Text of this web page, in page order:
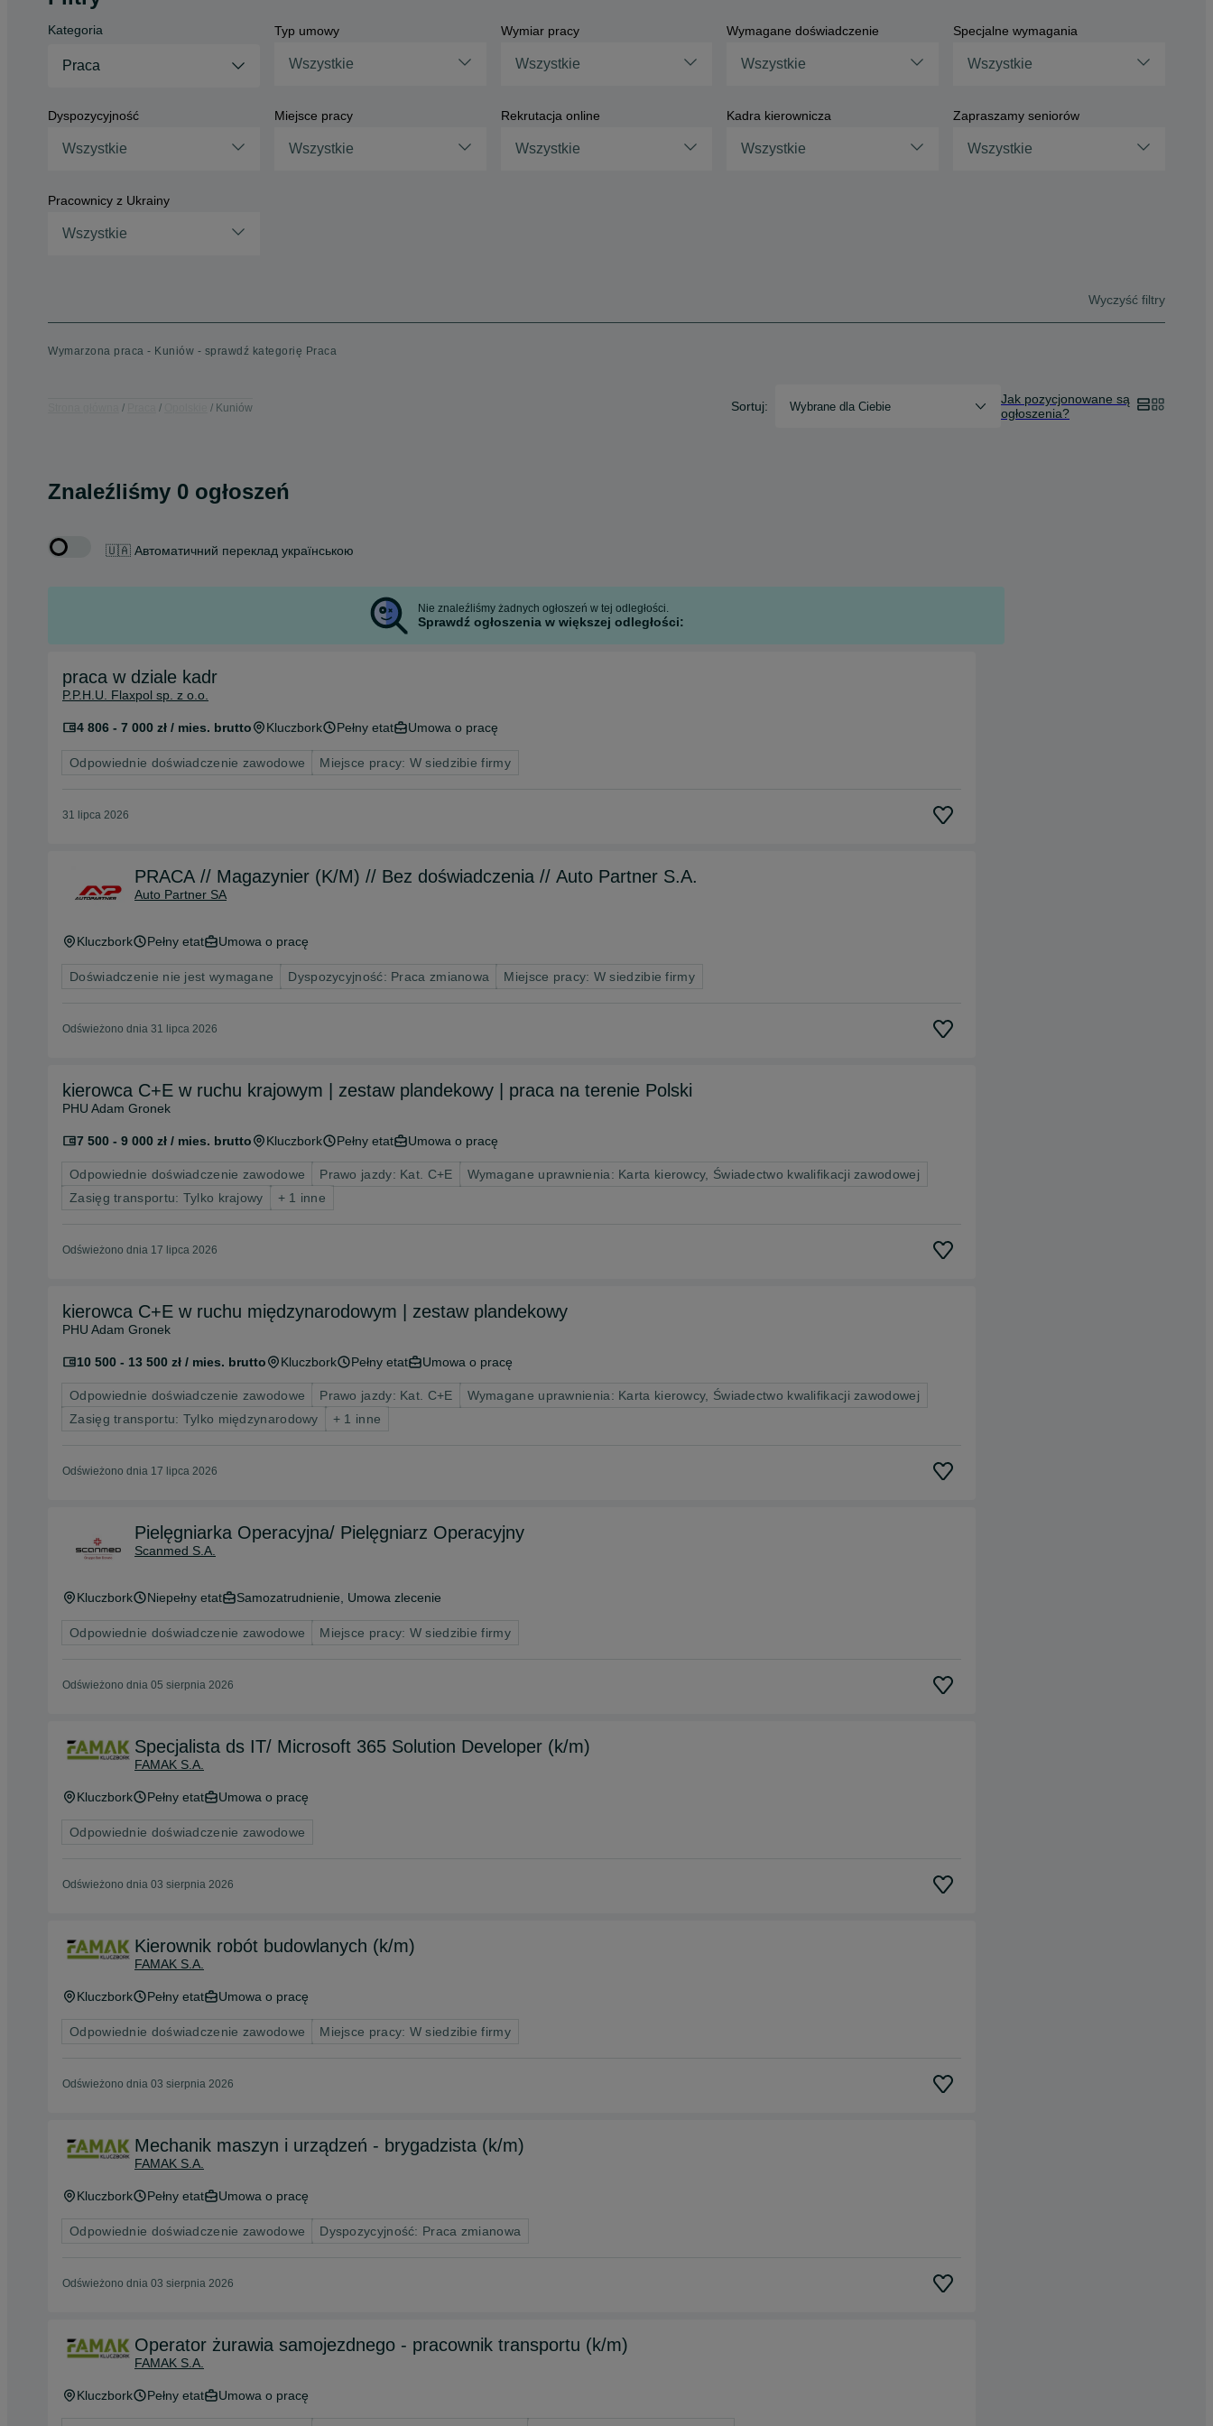
Kategoria
Praca
Typ umowy
Wszystkie
Wymiar pracy
Wszystkie
Wymagane doświadczenie
Wszystkie
Specjalne wymagania
Wszystkie
Dyspozycyjność
Wszystkie
Miejsce pracy
Wszystkie
Rekrutacja online
Wszystkie
Kadra kierownicza
Wszystkie
Zapraszamy seniorów
Wszystkie
Pracownicy z Ukrainy
Wszystkie
Wyczyść filtry
Wymarzona praca - Kuniów - sprawdź kategorię Praca
Kuniów Sortuj: Wybrane dla Ciebie
Jak pozycjonowane są
ogłoszenia?
Znaleźliśmy 0 ogłoszeń
🇺🇦 Автоматичний переклад українською
Nie znaleźliśmy żadnych ogłoszeń w tej odległości.
Sprawdź ogłoszenia w większej odległości:
praca w dziale kadr
P.P.H.U. Flaxpol sp. z o.o.
4 806 - 7 000 zł / mies. brutto Kluczbork Pełny etat Umowa o pracę
Odpowiednie doświadczenie zawodowe Miejsce pracy: W siedzibie firmy
31 lipca 2026
PRACA // Magazynier (K/M) // Bez doświadczenia // Auto Partner S.A.
Auto Partner SA
Kluczbork Pełny etat Umowa o pracę
Doświadczenie nie jest wymagane Dyspozycyjność: Praca zmianowa Miejsce pracy: W siedzibie firmy
Odświeżono dnia 31 lipca 2026
kierowca C+E w ruchu krajowym | zestaw plandekowy | praca na terenie Polski
PHU Adam Gronek
7 500 - 9 000 zł / mies. brutto Kluczbork Pełny etat Umowa o pracę
Odpowiednie doświadczenie zawodowe Prawo jazdy: Kat. C+E
Wymagane uprawnienia: Karta kierowcy, Świadectwo kwalifikacji zawodowej
Zasięg transportu: Tylko krajowy
+ 1 inne
Odświeżono dnia 17 lipca 2026
kierowca C+E w ruchu międzynarodowym | zestaw plandekowy
PHU Adam Gronek
10 500 - 13 500 zł / mies. brutto Kluczbork Pełny etat Umowa o pracę
Odpowiednie doświadczenie zawodowe Prawo jazdy: Kat. C+E
Wymagane uprawnienia: Karta kierowcy, Świadectwo kwalifikacji zawodowej
Zasięg transportu: Tylko międzynarodowy
+ 1 inne
Odświeżono dnia 17 lipca 2026
Pielęgniarka Operacyjna/ Pielęgniarz Operacyjny
Scanmed S.A.
Kluczbork Niepełny etat Samozatrudnienie, Umowa zlecenie
Odpowiednie doświadczenie zawodowe Miejsce pracy: W siedzibie firmy
Odświeżono dnia 05 sierpnia 2026
Specjalista ds IT/ Microsoft 365 Solution Developer (k/m)
FAMAK S.A.
Kluczbork Pełny etat Umowa o pracę
Odpowiednie doświadczenie zawodowe
Odświeżono dnia 03 sierpnia 2026
Kierownik robót budowlanych (k/m)
FAMAK S.A.
Kluczbork Pełny etat Umowa o pracę
Odpowiednie doświadczenie zawodowe Miejsce pracy: W siedzibie firmy
Odświeżono dnia 03 sierpnia 2026
Mechanik maszyn i urządzeń - brygadzista (k/m)
FAMAK S.A.
Kluczbork Pełny etat Umowa o pracę
Odpowiednie doświadczenie zawodowe Dyspozycyjność: Praca zmianowa
Odświeżono dnia 03 sierpnia 2026
Operator żurawia samojezdnego - pracownik transportu (k/m)
FAMAK S.A.
Kluczbork Pełny etat Umowa o pracę